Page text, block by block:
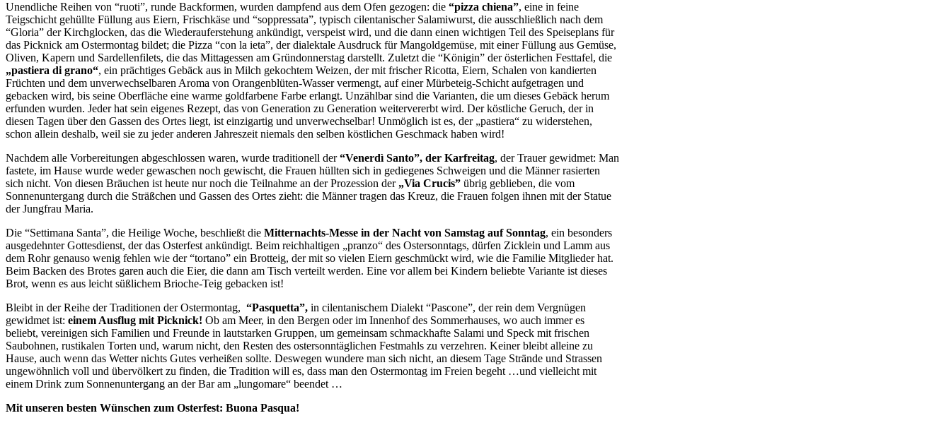
Unendliche Reihen von “ruoti”, runde Backformen, wurden dampfend aus dem Ofen gezogen: die “pizza chiena”, eine in feine
Teigschicht gehüllte Füllung aus Eiern, Frischkäse und “soppressata”, typisch cilentanischer Salamiwurst, die ausschließlich nach dem
“Gloria” der Kirchglocken, das die Wiederauferstehung ankündigt, verspeist wird, und die dann einen wichtigen Teil des Speiseplans für
das Picknick am Ostermontag bildet; die Pizza “con la ieta”, der dialektale Ausdruck für Mangoldgemüse, mit einer Füllung aus Gemüse,
Oliven, Kapern und Sardellenfilets, die das Mittagessen am Gründonnerstag darstellt. Zuletzt die “Königin” der österlichen Festtafel, die
„pastiera di grano“, ein prächtiges Gebäck aus in Milch gekochtem Weizen, der mit frischer Ricotta, Eiern, Schalen von kandierten
Früchten und dem unverwechselbaren Aroma von Orangenblüten-Wasser vermengt, auf einer Mürbeteig-Schicht aufgetragen und
gebacken wird, bis seine Oberfläche eine warme goldfarbene Farbe erlangt. Unzählbar sind die Varianten, die um dieses Gebäck herum
erfunden wurden. Jeder hat sein eigenes Rezept, das von Generation zu Generation weitervererbt wird. Der köstliche Geruch, der in
diesen Tagen über den Gassen des Ortes liegt, ist einzigartig und unverwechselbar! Unmöglich ist es, der „pastiera“ zu widerstehen,
schon allein deshalb, weil sie zu jeder anderen Jahreszeit niemals den selben köstlichen Geschmack haben wird!
Nachdem alle Vorbereitungen abgeschlossen waren, wurde traditionell der“Venerdì Santo”, der Karfreitag, der Trauer gewidmet: Man
fastete, im Hause wurde weder gewaschen noch gewischt, die Frauen hüllten sich in gediegenes Schweigen und die Männer rasierten
sich nicht. Von diesen Bräuchen ist heute nur noch die Teilnahme an der Prozession der „Via Crucis” übrig geblieben, die vom
Sonnenuntergang durch die Sträßchen und Gassen des Ortes zieht: die Männer tragen das Kreuz, die Frauen folgen ihnen mit der Statue
der Jungfrau Maria.
Die “Settimana Santa”, die Heilige Woche, beschließt die Mitternachts-Messe in der Nacht von Samstag auf Sonntag, ein besonders
ausgedehnter Gottesdienst, der das Osterfest ankündigt. Beim reichhaltigen „pranzo“ des Ostersonntags, dürfen Zicklein und Lamm aus
dem Rohr genauso wenig fehlen wie der “tortano” ein Brotteig, der mit so vielen Eiern geschmückt wird, wie die Familie Mitglieder hat.
Beim Backen des Brotes garen auch die Eier, die dann am Tisch verteilt werden. Eine vor allem bei Kindern beliebte Variante ist dieses
Brot, wenn es aus leicht süßlichem Brioche-Teig gebacken ist!
Bleibt in der Reihe der Traditionen der Ostermontag, “Pasquetta”, in cilentanischem Dialekt “Pascone”, der rein dem Vergnügen
gewidmet ist: einem Ausflug mit Picknick! Ob am Meer, in den Bergen oder im Innenhof des Sommerhauses, wo auch immer es
beliebt, vereinigen sich Familien und Freunde in lautstarken Gruppen, um gemeinsam schmackhafte Salami und Speck mit frischen
Saubohnen, rustikalen Torten und, warum nicht, den Resten des ostersonntäglichen Festmahls zu verzehren. Keiner bleibt alleine zu
Hause, auch wenn das Wetter nichts Gutes verheißen sollte. Deswegen wundere man sich nicht, an diesem Tage Strände und Strassen
ungewöhnlich voll und übervölkert zu finden, die Tradition will es, dass man den Ostermontag im Freien begeht …und vielleicht mit
einem Drink zum Sonnenuntergang an der Bar am „lungomare“ beendet …
Mit unseren besten Wünschen zum Osterfest: Buona Pasqua!